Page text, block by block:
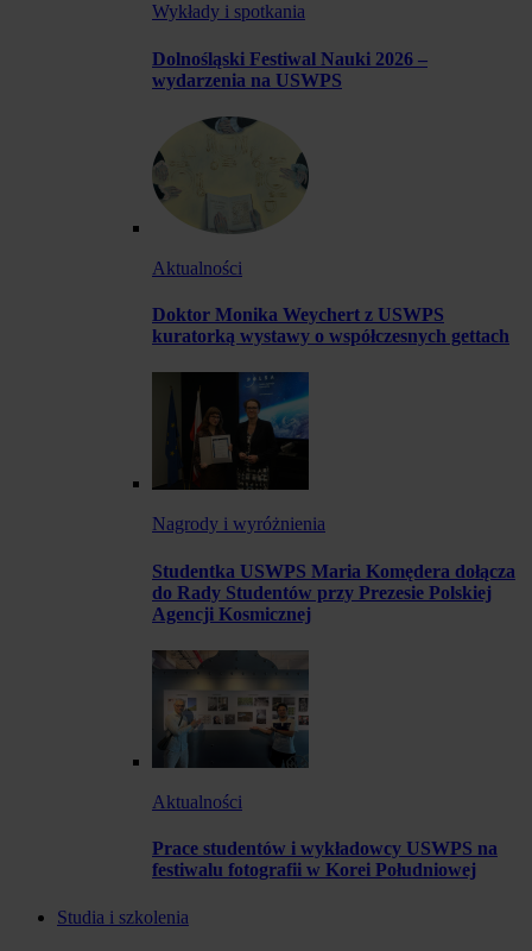
Wykłady i spotkania
Dolnośląski Festiwal Nauki 2026 –
wydarzenia na USWPS
Aktualności
Doktor Monika Weychert z USWPS
kuratorką wystawy o współczesnych gettach
Nagrody i wyróżnienia
Studentka USWPS Maria Komędera dołącza
do Rady Studentów przy Prezesie Polskiej
Agencji Kosmicznej
Aktualności
Prace studentów i wykładowcy USWPS na
festiwalu fotografii w Korei Południowej
Studia i szkolenia